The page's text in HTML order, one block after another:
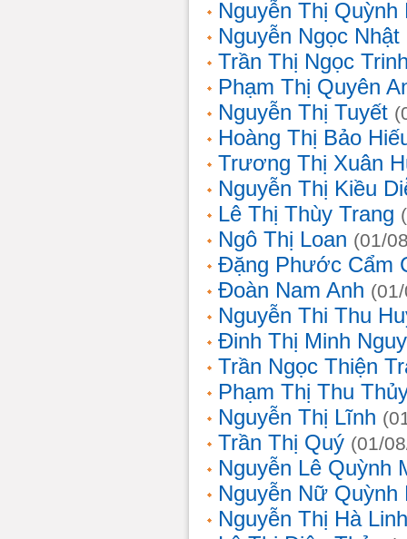
Nguyễn Thị Quỳnh
Nguyễn Ngọc Nhật
Trần Thị Ngọc
Phạm Thị Quyên
Nguyễn Thị Tuyết
Hoàng Thị Bảo
Trương Thị Xuân
Nguyễn Thị Kiều
Lê Thị Thùy Trang
Ngô Thị Loan (01/
Đặng Phước Cẩm
Đoàn Nam Anh
Nguyễn Thi Thu
Đinh Thị Minh
Trần Ngọc Thiện
Phạm Thị Thu
Nguyễn Thị Lĩnh
Trần Thị Quý (01/
Nguyễn Lê Quỳnh
Nguyễn Nữ
Nguyễn Thị Hà Linh